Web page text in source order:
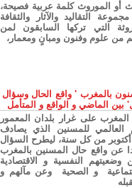
أو الموروث كلمة عربية فصيحة،
التقاليد والآثار والثقافة
التي تركها السابقون لمن
من علوم وفنون ومبانٍ ومعمار،
بالمغرب ' واقع الحال وسؤال
بين الماضي و الواقع و المتأمل
على غرار بلدان المعمور
العالمي للمسنين الذي يصادف
من كل سنة، ليطرح السؤال
عن واقع حال المسنين بالمغرب
النفسية و الاقتصادية
و الصحية وعن مآلهم و